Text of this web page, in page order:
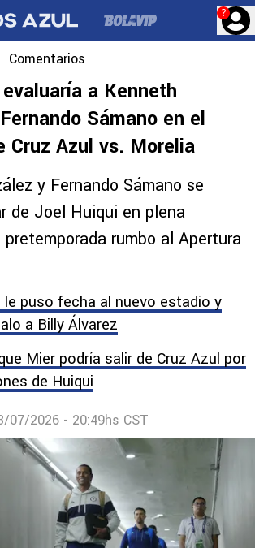
?
Comentarios
a Kenneth
Sámano en el
Cruz Azul vs. Morelia
y Fernando Sámano se
de Joel Huiqui en plena
rumbo al Apertura
le puso fecha al nuevo estadio y
a Billy Álvarez
Mier podría salir de Cruz Azul por
de Huiqui
07/2026 - 20:49hs CST